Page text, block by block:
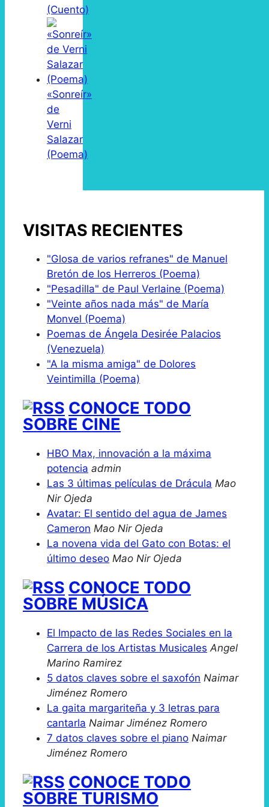
(Cuento)
«Sonreír»
de
Verni
Salazar
(Poema)
VISITAS RECIENTES
"Glosa de varios refranes" de Manuel
Bretón de los Herreros (Poema)
"Pesadilla" de Paul Verlaine (Poema)
"Veinte años nada más" de María
Monvel (Poema)
Poemas de Ángela Desirée Palacios
(Venezuela)
"A la misma amiga" de Dolores
Veintimilla (Poema)
CONOCE TODO
SOBRE CINE
HBO Max, innovación a la máxima
potencia admin
Las 3 últimas películas de Drácula Mao
Nir Ojeda
Avatar: El sentido del agua de James
Cameron Mao Nir Ojeda
La novena vida del Gato con Botas: el
último deseo Mao Nir Ojeda
CONOCE TODO
SOBRE MÚSICA
El Impacto de las Redes Sociales en la
Carrera de los Artistas Musicales Angel
Marino Ramirez
5 datos claves sobre el saxofón Naimar
Jiménez Romero
La gaita margariteña y 3 letras para
cantarla Naimar Jiménez Romero
7 datos claves sobre el piano Naimar
Jiménez Romero
CONOCE TODO
SOBRE TURISMO